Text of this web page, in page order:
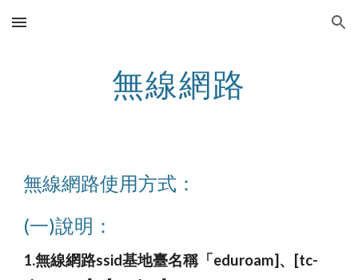
Skip to main content Skip to navigation
無線網路
無線網路使用方式：
(一)說明：
1.無線網路ssid基地臺名稱「eduroam]、[tc-